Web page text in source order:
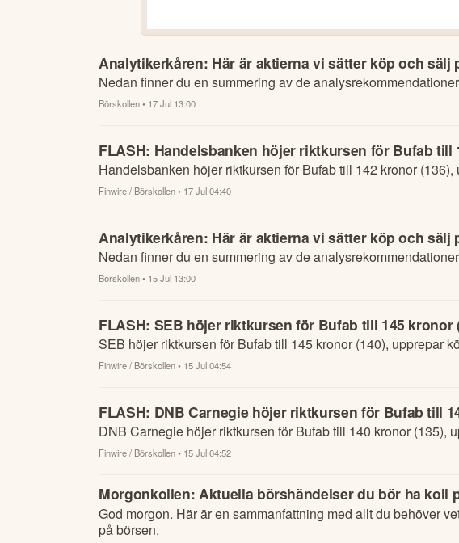
Analytikerkåren: Här är aktierna vi sätter köp och sälj
Nedan finner du en summering av de
Börskollen• 17 Jul 13:00
FLASH: Handelsbanken höjer riktkursen för Bufab till
Handelsbanken höjer riktkursen för Bufab till 142 kronor
Finwire / Börskollen• 17 Jul 04:40
Analytikerkåren: Här är aktierna vi sätter köp och sälj
Nedan finner du en summering av de
Börskollen• 15 Jul 13:00
FLASH: SEB höjer riktkursen för Bufab till 145 kronor
SEB höjer riktkursen för Bufab till 145 kronor (140), upprepar
Finwire / Börskollen• 15 Jul 04:54
FLASH: DNB Carnegie höjer riktkursen för Bufab till
DNB Carnegie höjer riktkursen för Bufab till 140 kronor (135),
Finwire / Börskollen• 15 Jul 04:52
Morgonkollen: Aktuella börshändelser du bör ha koll
God morgon. Här är en sammanfattning med allt du behöver
på börsen.